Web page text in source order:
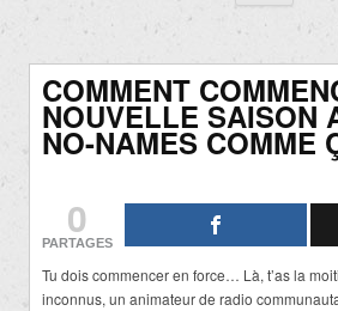
COMMENT
NOUVELLE SAISON
NO-NAMES COMME
0
PARTAGES
Tu dois commencer en force… Là, t’as la
inconnus, un animateur de radio